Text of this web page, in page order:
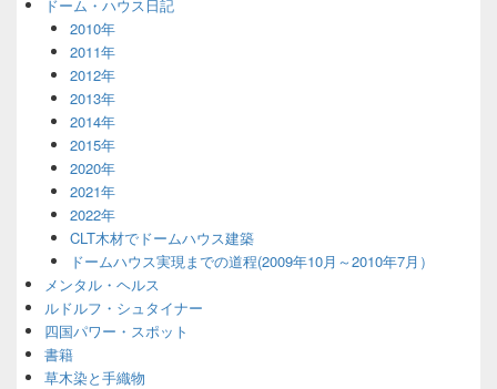
ドーム・ハウス日記
2010年
2011年
2012年
2013年
2014年
2015年
2020年
2021年
2022年
CLT木材でドームハウス建築
ドームハウス実現までの道程(2009年10月～2010年7月）
メンタル・ヘルス
ルドルフ・シュタイナー
四国パワー・スポット
書籍
草木染と手織物